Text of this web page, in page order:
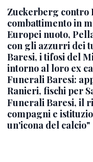
Zuckerberg contro
combattimento in
Europei nuoto,
con gli azzurri dei
Baresi, i tifosi del
intorno al loro ex
Funerali Baresi:
Ranieri, fischi per
Funerali Baresi, il
compagni e
un'icona del calcio"